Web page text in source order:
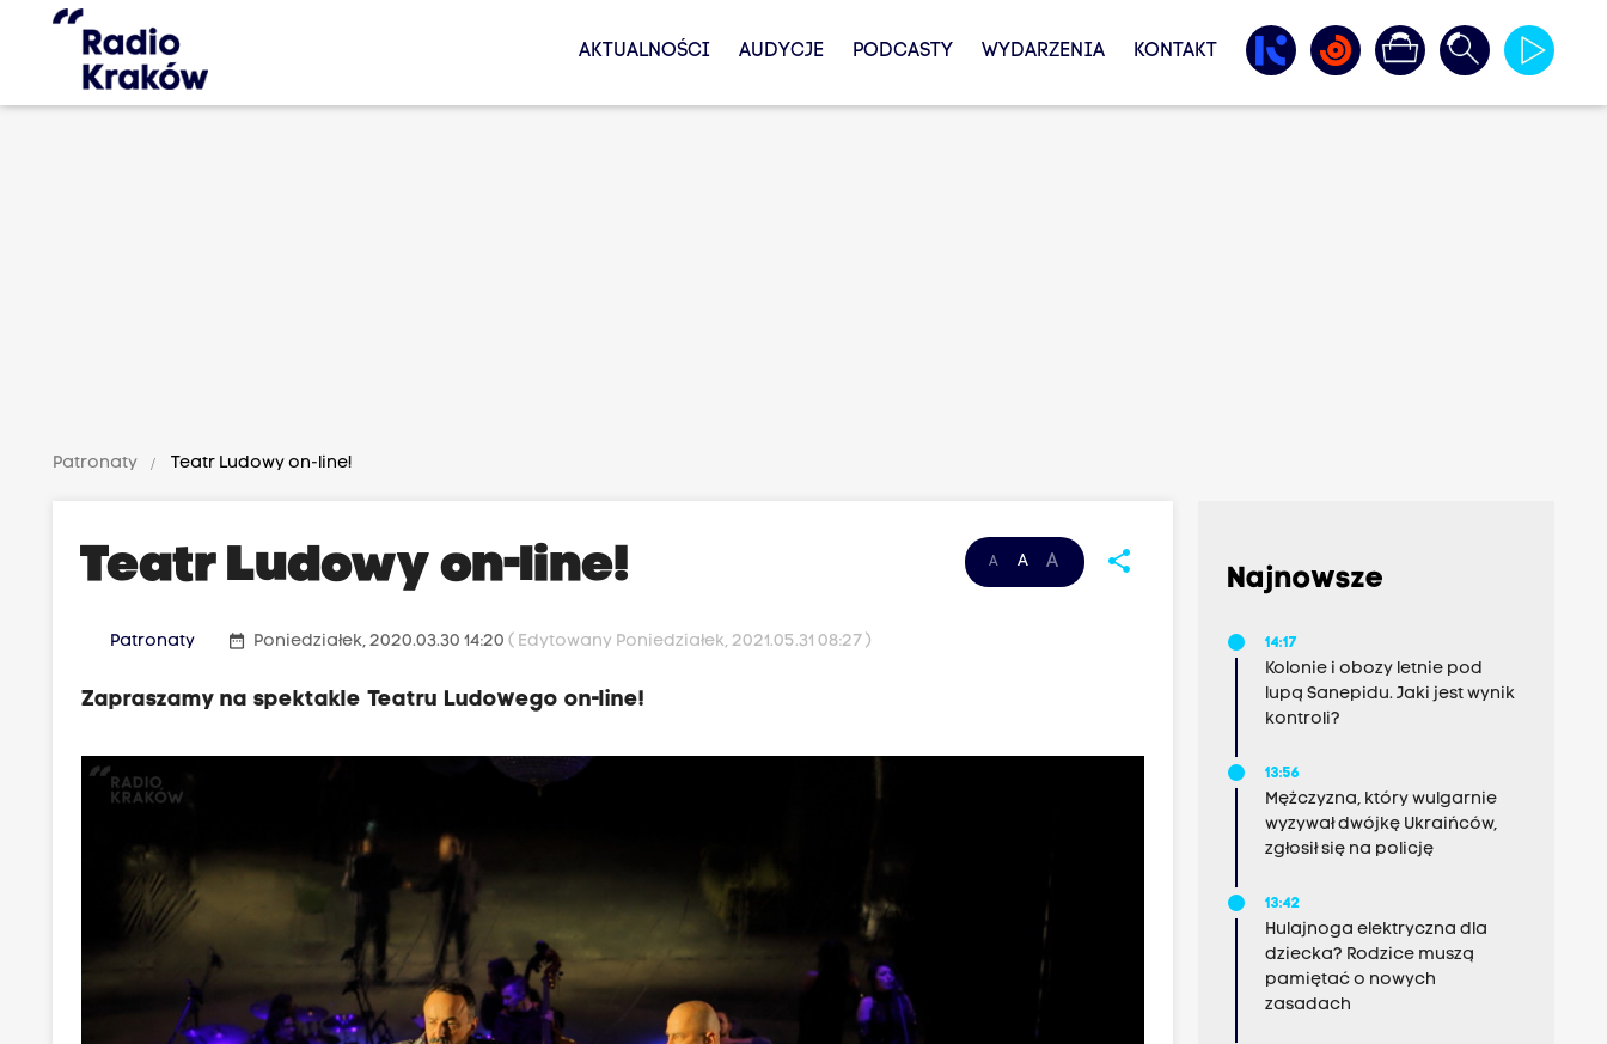
AKTUALNOŚCI AUDYCJE PODCASTY WYDARZENIA KONTAKT
Patronaty Teatr Ludowy on-line!
A A A share
Teatr Ludowy on-line!
Patronaty date_range Poniedziałek, 2020.03.30 14:20( Edytowany Poniedziałek, 2021.05.31 08:27 )
Zapraszamy na spektakle Teatru Ludowego on-line!
Najnowsze
14:17
Kolonie i obozy letnie pod
lupą Sanepidu. Jaki jest wynik
kontroli?
13:56
Mężczyzna, który wulgarnie
wyzywał dwójkę Ukraińców,
zgłosił się na policję
13:42
Hulajnoga elektryczna dla
dziecka? Rodzice muszą
pamiętać o nowych
zasadach